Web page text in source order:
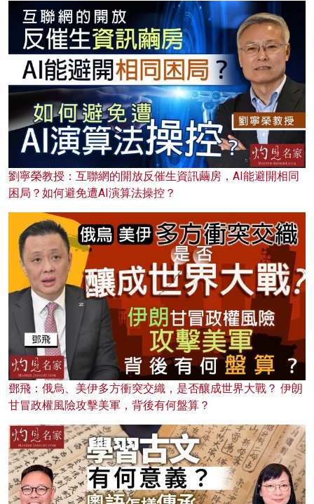
劉寧榮教授：互聯網的開放反催生資訊繭房，AI能避開相同
困局？如何避免遭AI演算法操控？
鄧飛：俄烏、美伊多方衝突交織，是否釀成世界大戰？ 伊朗
甘冒政權風險攻擊美軍，背後有何盤算？